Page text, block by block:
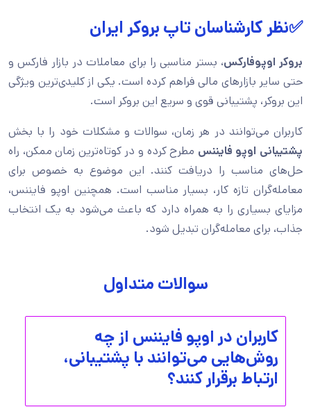
✅نظر کارشناسان تاپ بروکر ایران
بروکر اوپوفارکس، بستر مناسبی را برای معاملات در بازار فارکس و
حتی سایر بازارهای مالی فراهم کرده است. یکی از کلیدی‌ترین ویژگی
این بروکر، پشتیبانی قوی و سریع این بروکر است.
کاربران می‌توانند در هر زمان، سوالات و مشکلات خود را با بخش
پشتیبانی اوپو فایننس مطرح کرده و در کوتاه‌ترین زمان ممکن، راه‌
حل‌های مناسب را دریافت کنند. این موضوع به خصوص برای
معامله‌گران تازه کار، بسیار مناسب است. همچنین اوپو فایننس،
مزایای بسیاری را به همراه دارد که باعث می‌شود به یک انتخاب
جذاب، برای معامله‌گران تبدیل شود.
سوالات متداول
کاربران در اوپو فایننس از چه
روش‌هایی می‌توانند با پشتیبانی،
ارتباط برقرار کنند؟